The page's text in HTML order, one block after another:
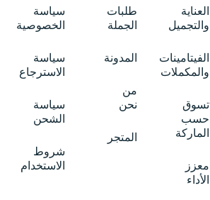
العناية
والتجميل
الفيتامينات
والمكملات
تسوق
حسب
الماركة
معزز
الأداء
طلبات
الجملة
المدونة
من
نحن
المتجر
سياسة
الخصوصية
سياسة
الاسترجاع
سياسة
الشحن
شروط
الاستخدام